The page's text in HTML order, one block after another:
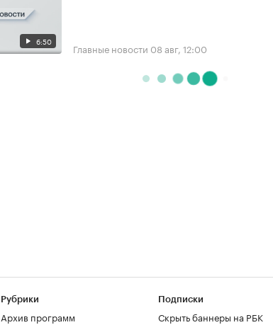
6:50 Главные новости 08 авг, 12:00
Рубрики
Архив программ
Подписки
Скрыть баннеры на РБК